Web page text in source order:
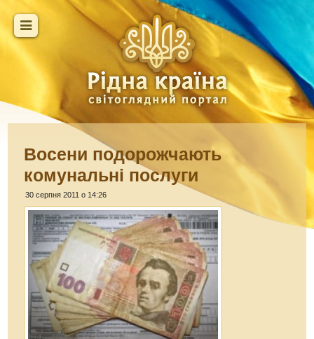
Восени подорожчають
комунальні послуги
30 серпня 2011 о 14:26